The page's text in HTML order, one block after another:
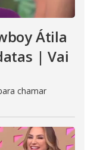
Átila
| Vai
chamar